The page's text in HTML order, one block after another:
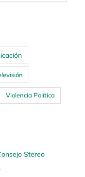
Violencia Política
Stereo